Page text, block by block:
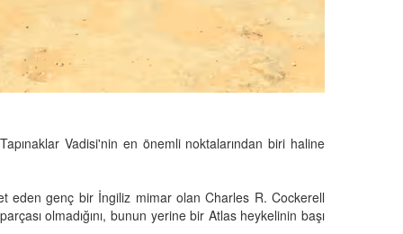
Vadisi'nin en önemli noktalarından biri haline
eden genç bir İngiliz mimar olan Charles R. Cockerell
olmadığını, bunun yerine bir Atlas heykelinin başı